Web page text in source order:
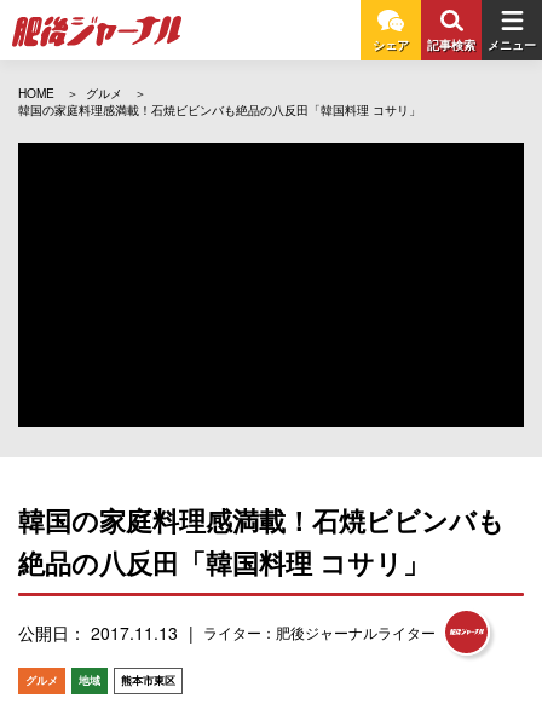
シェア 記事検索 メニュー
HOME
グルメ
韓国の家庭料理感満載！石焼ビビンバも絶品の八反田「韓国料理 コサリ」
韓国の家庭料理感満載！石焼ビビンバも
絶品の八反田「韓国料理 コサリ」
公開日： 2017.11.13 ライター：肥後ジャーナルライター
グルメ 地域 熊本市東区